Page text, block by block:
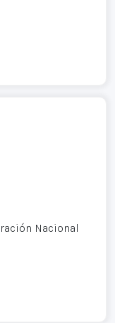
Nacional